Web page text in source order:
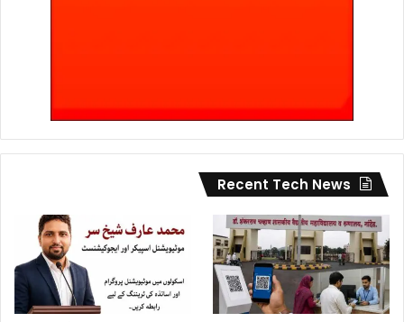
Recent Tech News